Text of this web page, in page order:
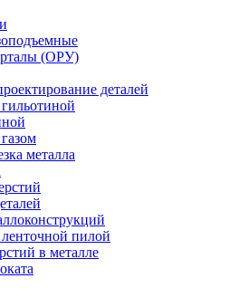
(ОРУ)
деталей
металла
ленточной пилой
в металле